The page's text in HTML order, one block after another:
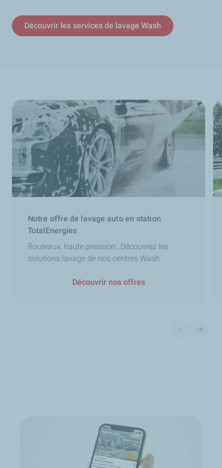
Découvrir les services de lavage Wash
Notre offre de lavage auto en station
TotalEnergies
Rouleaux, haute pression…Découvrez les
solutions lavage de nos centres Wash
Découvrir nos offres
Diapositive